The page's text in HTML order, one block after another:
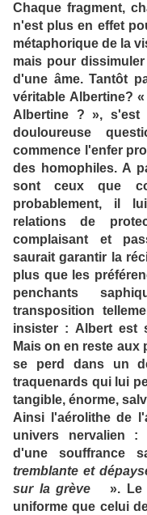
Chaque fragment,
n'est plus en effet
métaphorique de la
mais pour
d'une âme. Tantôt
véritable Albertine?
Albertine ? », s'est
douloureuse
commence l'enfer
des homophiles. A
sont ceux que
probablement, il
relations de
complaisant et
saurait garantir la
plus que les
penchants
transposition
insister : Albert est
Mais on en reste
se perd dans un
traquenards qui lui
tangible, énorme,
Ainsi l'aérolithe de
univers nervalien :
d'une souffrance
tremblante et
sur la grève ». Le
uniforme que celui